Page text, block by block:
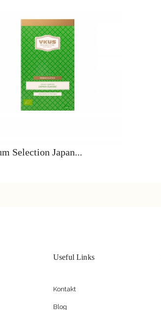
Selection Japan...
Useful Links
Kontakt
Blog